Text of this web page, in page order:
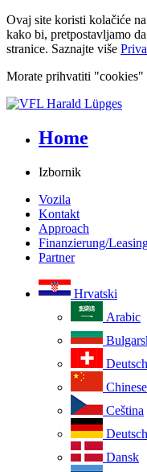
Ovaj site koristi kolačiće
kako bi, pretpostavljamo
stranice. Saznajte više
Morate prihvatiti
Home
Izbornik
Vozila
Kontakt
Approach
Finanzierung/
Partner
Hrvatski
Arabic
Chinese
Ceština
Deutsch
Dansk